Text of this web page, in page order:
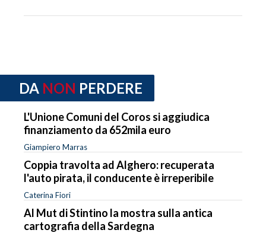
DA NON PERDERE
L'Unione Comuni del Coros si aggiudica
finanziamento da 652mila euro
Giampiero Marras
Coppia travolta ad Alghero: recuperata
l'auto pirata, il conducente è irreperibile
Caterina Fiori
Al Mut di Stintino la mostra sulla antica
cartografia della Sardegna